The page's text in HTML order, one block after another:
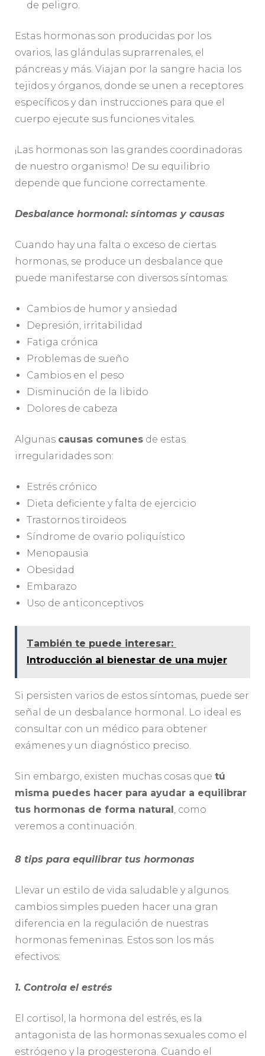
de peligro.
Estas hormonas son producidas por los
ovarios, las glándulas suprarrenales, el
páncreas y más. Viajan por la sangre hacia los
tejidos y órganos, donde se unen a receptores
específicos y dan instrucciones para que el
cuerpo ejecute sus funciones vitales.
¡Las hormonas son las grandes coordinadoras
de nuestro organismo! De su equilibrio
depende que funcione correctamente.
Desbalance hormonal: síntomas y causas
Cuando hay una falta o exceso de ciertas
hormonas, se produce un desbalance que
puede manifestarse con diversos síntomas:
Cambios de humor y ansiedad
Depresión, irritabilidad
Fatiga crónica
Problemas de sueño
Cambios en el peso
Disminución de la libido
Dolores de cabeza
Algunas causas comunes de estas
irregularidades son:
Estrés crónico
Dieta deficiente y falta de ejercicio
Trastornos tiroideos
Síndrome de ovario poliquístico
Menopausia
Obesidad
Embarazo
Uso de anticonceptivos
También te puede interesar:
Introducción al bienestar de una mujer
Si persisten varios de estos síntomas, puede ser
señal de un desbalance hormonal. Lo ideal es
consultar con un médico para obtener
exámenes y un diagnóstico preciso.
Sin embargo, existen muchas cosas que tú
misma puedes hacer para ayudar a equilibrar
tus hormonas de forma natural , como
veremos a continuación.
8 tips para equilibrar tus hormonas
Llevar un estilo de vida saludable y algunos
cambios simples pueden hacer una gran
diferencia en la regulación de nuestras
hormonas femeninas. Estos son los más
efectivos:
1. Controla el estrés
El cortisol, la hormona del estrés, es la
antagonista de las hormonas sexuales como el
estrógeno y la progesterona. Cuando el